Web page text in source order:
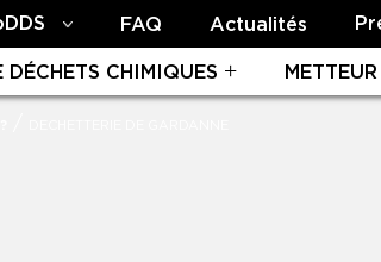
FAQ Actualités
DÉCHETS CHIMIQUES